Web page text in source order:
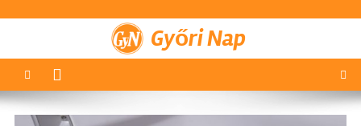
Győri Nap